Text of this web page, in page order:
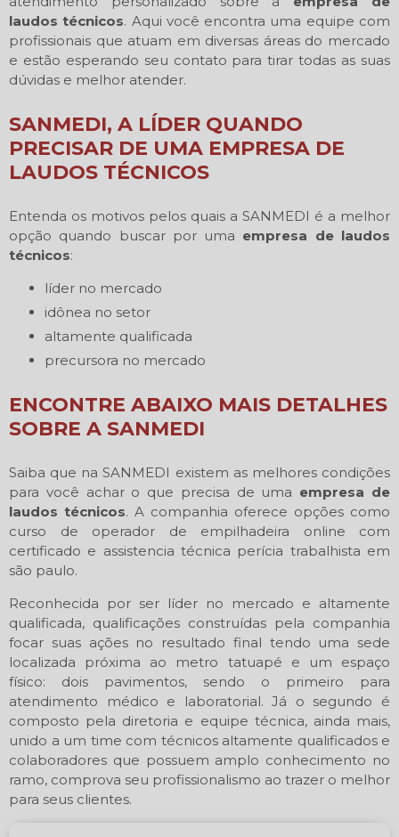
laudos técnicos. Aqui você encontra uma equipe com
profissionais que atuam em diversas áreas do mercado
e estão esperando seu contato para tirar todas as suas
dúvidas e melhor atender.
SANMEDI, A LÍDER QUANDO
PRECISAR DE UMA EMPRESA DE
LAUDOS TÉCNICOS
Entenda os motivos pelos quais a SANMEDI é a melhor
opção quando buscar por uma empresa de laudos
técnicos:
líder no mercado
idônea no setor
altamente qualificada
precursora no mercado
ENCONTRE ABAIXO MAIS DETALHES
SOBRE A SANMEDI
Saiba que na SANMEDI existem as melhores condições
para você achar o que precisa de uma empresa de
laudos técnicos. A companhia oferece opções como
curso de operador de empilhadeira online com
certificado e assistencia técnica perícia trabalhista em
são paulo.
Reconhecida por ser líder no mercado e altamente
qualificada, qualificações construídas pela companhia
focar suas ações no resultado final tendo uma sede
localizada próxima ao metro tatuapé e um espaço
físico: dois pavimentos, sendo o primeiro para
atendimento médico e laboratorial. Já o segundo é
composto pela diretoria e equipe técnica, ainda mais,
unido a um time com técnicos altamente qualificados e
colaboradores que possuem amplo conhecimento no
ramo, comprova seu profissionalismo ao trazer o melhor
para seus clientes.